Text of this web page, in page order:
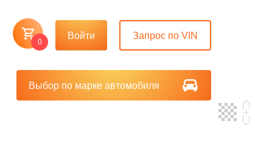
0
Войти Запрос по VIN
Выбор по марке автомобиля